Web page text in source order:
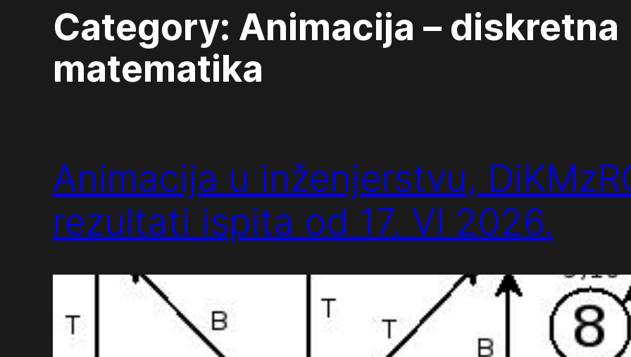
Category: Animacija – diskretna
matematika
Animacija u inženjerstvu,
rezultati ispita od 17. VI 2026.